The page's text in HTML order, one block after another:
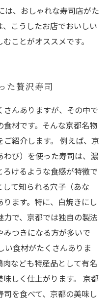
は、おしゃれな寿司店がた
こうしたお店でおいしい
ことがオススメです。
た贅沢寿司
んありますが、その中で
材です。そんな京都名物
紹介します。 例えば、京
び）を使った寿司は、濃
けるような食感が特徴で
て知られる穴子（あな
ます。特に、白焼きにし
で、京都では独自の製法
つきになる方が多いで
い食材がたくさんありま
なども特産品として有名
しく仕上がります。 京都
を食べて、京都の美味し